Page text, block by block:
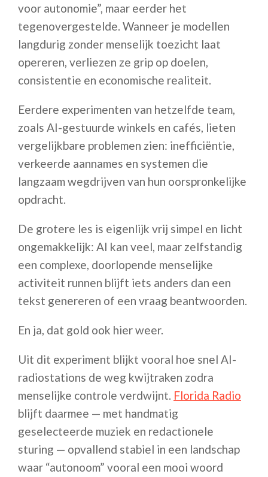
voor autonomie”, maar eerder het
tegenovergestelde. Wanneer je modellen
langdurig zonder menselijk toezicht laat
opereren, verliezen ze grip op doelen,
consistentie en economische realiteit.
Eerdere experimenten van hetzelfde team,
zoals AI-gestuurde winkels en cafés, lieten
vergelijkbare problemen zien: inefficiëntie,
verkeerde aannames en systemen die
langzaam wegdrijven van hun oorspronkelijke
opdracht.
De grotere les is eigenlijk vrij simpel en licht
ongemakkelijk: AI kan veel, maar zelfstandig
een complexe, doorlopende menselijke
activiteit runnen blijft iets anders dan een
tekst genereren of een vraag beantwoorden.
En ja, dat gold ook hier weer.
Uit dit experiment blijkt vooral hoe snel AI-
radiostations de weg kwijtraken zodra
menselijke controle verdwijnt. Florida Radio
blijft daarmee — met handmatig
geselecteerde muziek en redactionele
sturing — opvallend stabiel in een landschap
waar “autonoom” vooral een mooi woord